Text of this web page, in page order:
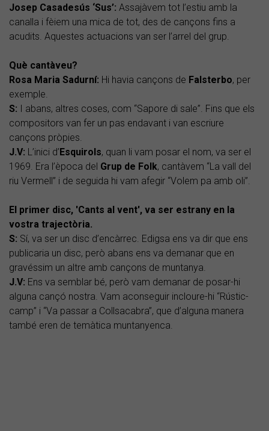
Josep Casadesús ‘Sus’: Assajàvem tot l’estiu amb la
canalla i fèiem una mica de tot, des de cançons fins a
acudits. Aquestes actuacions van ser l’arrel del grup.
Què cantàveu?
Rosa Maria Sadurní: Hi havia cançons de Falsterbo, per
exemple.
S:
I abans, altres coses, com “Sapore di sale”. Fins que els
compositors van fer un pas endavant i van escriure
cançons pròpies.
J.V: L’inici d’ Esquirols, quan li vam posar el nom, va ser el
1969. Era l’època del Grup de Folk, cantàvem “La vall del
riu Vermell” i de seguida hi vam afegir “Volem pa amb oli”.
El primer disc, 'Cants al vent', va ser estrany en la
vostra trajectòria.
S: Sí, va ser un disc d’encàrrec. Edigsa ens va dir que ens
publicaria un disc, però abans ens va demanar que en
gravéssim un altre amb cançons de muntanya.
J.V: Ens va semblar bé, però vam demanar de posar-hi
alguna cançó nostra. Vam aconseguir incloure-hi “Rústic-
camp” i “Va passar a Collsacabra”, que d’alguna manera
també eren de temàtica muntanyenca.